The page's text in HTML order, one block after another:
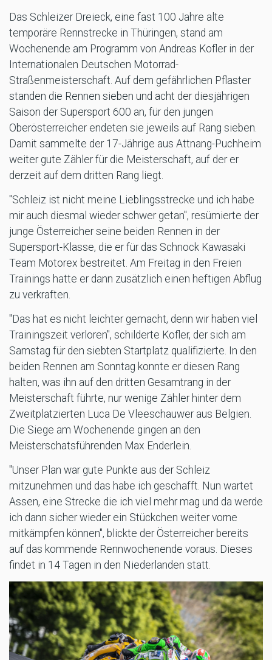
Das Schleizer Dreieck, eine fast 100 Jahre alte
temporäre Rennstrecke in Thüringen, stand am
Wochenende am Programm von Andreas Kofler in der
Internationalen Deutschen Motorrad-
Straßenmeisterschaft. Auf dem gefährlichen Pflaster
standen die Rennen sieben und acht der diesjährigen
Saison der Supersport 600 an, für den jungen
Oberösterreicher endeten sie jeweils auf Rang sieben.
Damit sammelte der 17-Jährige aus Attnang-Puchheim
weiter gute Zähler für die Meisterschaft, auf der er
derzeit auf dem dritten Rang liegt.
"Schleiz ist nicht meine Lieblingsstrecke und ich habe
mir auch diesmal wieder schwer getan", resümierte der
junge Österreicher seine beiden Rennen in der
Supersport-Klasse, die er für das Schnock Kawasaki
Team Motorex bestreitet. Am Freitag in den Freien
Trainings hatte er dann zusätzlich einen heftigen Abflug
zu verkraften.
"Das hat es nicht leichter gemacht, denn wir haben viel
Trainingszeit verloren", schilderte Kofler, der sich am
Samstag für den siebten Startplatz qualifizierte. In den
beiden Rennen am Sonntag konnte er diesen Rang
halten, was ihn auf den dritten Gesamtrang in der
Meisterschaft führte, nur wenige Zähler hinter dem
Zweitplatzierten Luca De Vleeschauwer aus Belgien.
Die Siege am Wochenende gingen an den
Meisterschatsführenden Max Enderlein.
"Unser Plan war gute Punkte aus der Schleiz
mitzunehmen und das habe ich geschafft. Nun wartet
Assen, eine Strecke die ich viel mehr mag und da werde
ich dann sicher wieder ein Stückchen weiter vorne
mitkämpfen können", blickte der Österreicher bereits
auf das kommende Rennwochenende voraus. Dieses
findet in 14 Tagen in den Niederlanden statt.